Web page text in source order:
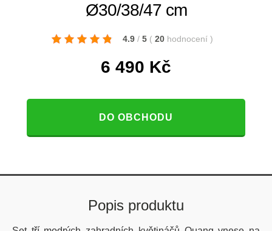
Ø30/38/47 cm
4.9 / 5 ( 20 hodnocení )
6 490 Kč
DO OBCHODU
Popis produktu